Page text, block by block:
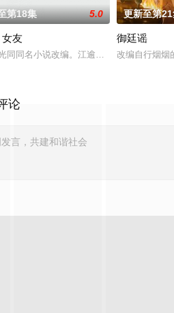
第18集 5.0
女友
同同名小说改编。江逾白长大以后，林知
更新至第21
御廷谣
改编自行烟烟
论